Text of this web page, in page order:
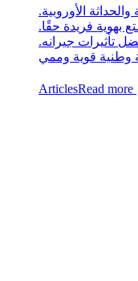
الأوروبية.
بهوية فريدة حقًا.
تأثيرات جيرانه.
ArticlesRead more